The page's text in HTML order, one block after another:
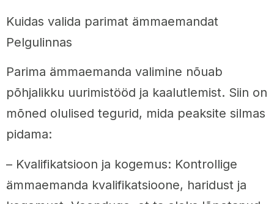
Kuidas valida parimat ämmaemandat
Pelgulinnas
Parima ämmaemanda valimine nõuab
põhjalikku uurimistööd ja kaalutlemist. Siin on
mõned olulised tegurid, mida peaksite silmas
pidama:
– Kvalifikatsioon ja kogemus: Kontrollige
ämmaemanda kvalifikatsioone, haridust ja